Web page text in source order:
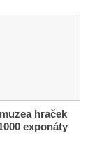
hraček
exponáty